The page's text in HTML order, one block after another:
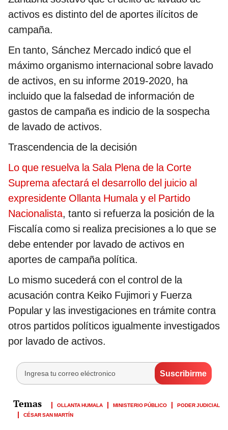
activos es distinto del de aportes ilícitos de
campaña.
En tanto, Sánchez Mercado indicó que el
máximo organismo internacional sobre lavado
de activos, en su informe 2019-2020, ha
incluido que la falsedad de información de
gastos de campaña es indicio de la sospecha
de lavado de activos.
Trascendencia de la decisión
Lo que resuelva la Sala Plena de la Corte
Suprema afectará el desarrollo del juicio al
expresidente Ollanta Humala y el Partido
Nacionalista, tanto si refuerza la posición de la
Fiscalía como si realiza precisiones a lo que se
debe entender por lavado de activos en
aportes de campaña política.
Lo mismo sucederá con el control de la
acusación contra Keiko Fujimori y Fuerza
Popular y las investigaciones en trámite contra
otros partidos políticos igualmente investigados
por lavado de activos.
OLLANTA HUMALA MINISTERIO PÚBLICO
PODER JUDICIAL
CÉSAR SAN MARTÍN